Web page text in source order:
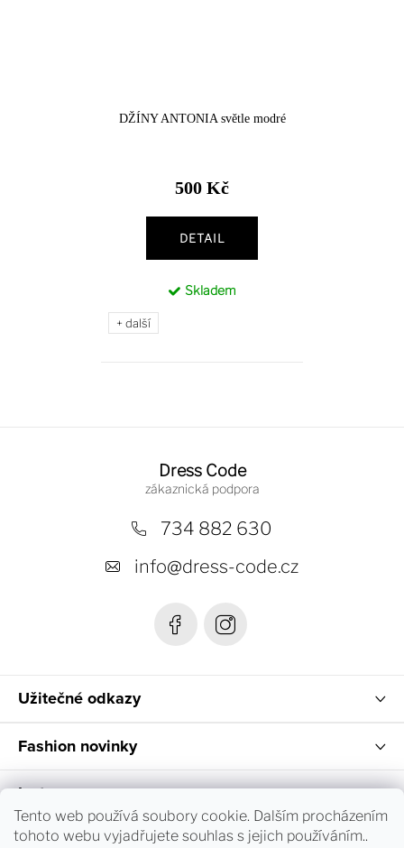
Tento web používá soubory cookie. Dalším procházením
tohoto webu vyjadřujete souhlas s jejich používáním..
DŽÍNY ANTONIA světle modré
500 Kč
DETAIL
Skladem
+ další
Dress Code
734 882 630
info@dress-code.cz
Užitečné odkazy
Fashion novinky
Instagram